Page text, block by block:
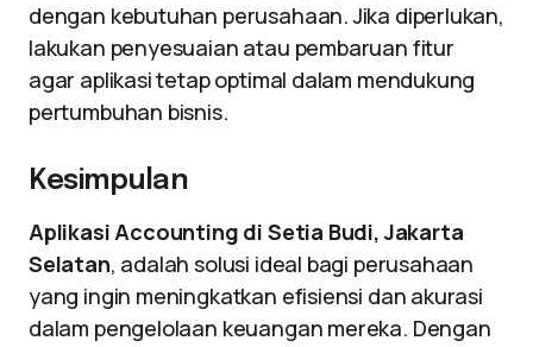
dengan kebutuhan perusahaan. Jika diperlukan,
lakukan penyesuaian atau pembaruan fitur
agar aplikasi tetap optimal dalam mendukung
pertumbuhan bisnis.
Kesimpulan
Aplikasi Accounting di Setia Budi, Jakarta
Selatan, adalah solusi ideal bagi perusahaan
yang ingin meningkatkan efisiensi dan akurasi
dalam pengelolaan keuangan mereka. Dengan